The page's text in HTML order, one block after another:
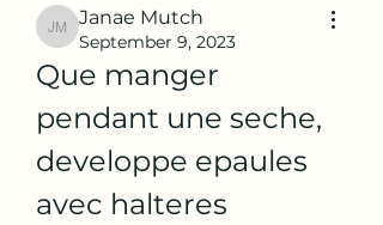
Janae Mutch
Janae Mutch
September 9, 2023
Que manger
pendant une seche,
developpe epaules
avec halteres